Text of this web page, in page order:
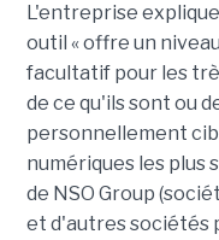
L'entreprise
outil « offre un
facultatif pour les
de ce qu'ils sont ou
personnellement
numériques les plus
de NSO Group
et d'autres sociétés